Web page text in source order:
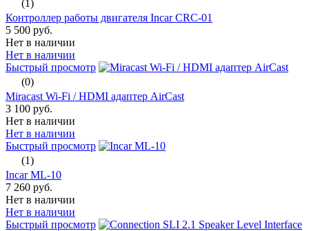
(1)
Контроллер работы двигателя Incar CRC-01
5 500 руб.
Нет в наличии
Нет в наличии
Быстрый просмотр
(0)
Miracast Wi-Fi / HDMI адаптер AirCast
3 100 руб.
Нет в наличии
Нет в наличии
Быстрый просмотр
(1)
Incar ML-10
7 260 руб.
Нет в наличии
Нет в наличии
Быстрый просмотр